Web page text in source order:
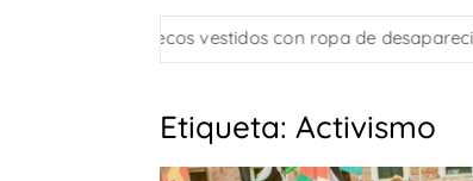
muñecos vestidos con ropa de desaparecidos
Etiqueta:Activismo